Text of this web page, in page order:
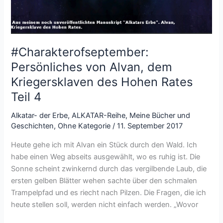
#Charakterofseptember:
Persönliches von Alvan, dem
Kriegersklaven des Hohen Rates
Teil 4
Alkatar- der Erbe,ALKATAR-Reihe, Meine Bücher und
Geschichten, Ohne Kategorie /11. September 2017
Heute gehe ich mit Alvan ein Stück durch den Wald. Ich
habe einen Weg abseits ausgewählt, wo es ruhig ist. Die
Sonne scheint zwinkernd durch das vergilbende Laub, die
ersten gelben Blätter wehen sachte über den schmalen
Trampelpfad und es riecht nach Pilzen. Die Fragen, die ich
heute stellen soll, werden nicht einfach werden. „Wovor